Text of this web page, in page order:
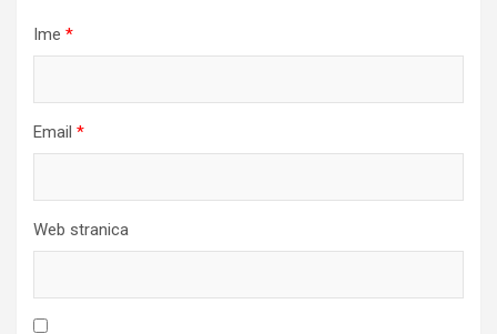
Ime *
Email *
Web stranica